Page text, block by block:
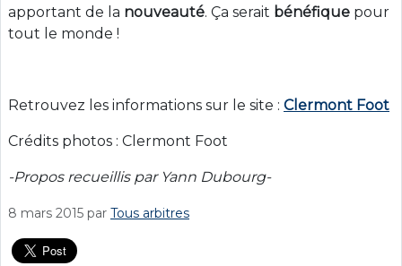
apportant de la nouveauté. Ça serait bénéfique pour
tout le monde !
Retrouvez les informations sur le site : Clermont Foot
Crédits photos : Clermont Foot
-Propos recueillis par Yann Dubourg-
8 mars 2015 par Tous arbitres